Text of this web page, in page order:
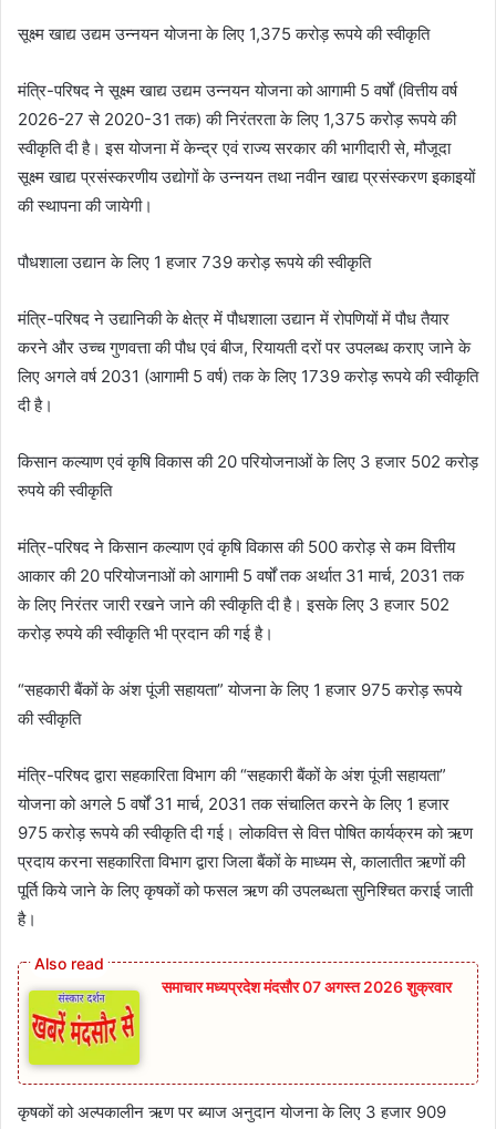
सूक्ष्म खाद्य उद्यम उन्नयन योजना के लिए 1,375 करोड़ रूपये की स्वीकृति
मंत्रि-परिषद ने सूक्ष्म खाद्य उद्यम उन्नयन योजना को आगामी 5 वर्षों (वित्तीय वर्ष
2026-27 से 2020-31 तक) की निरंतरता के लिए 1,375 करोड़ रूपये की
स्वीकृति दी है। इस योजना में केन्द्र एवं राज्य सरकार की भागीदारी से, मौजूदा
सूक्ष्म खाद्य प्रसंस्करणीय उ‌द्योगों के उन्नयन तथा नवीन खाद्य प्रसंस्करण इकाइयों
की स्थापना की जायेगी।
पौधशाला उ‌द्यान के लिए 1 हजार 739 करोड़ रूपये की स्वीकृति
मंत्रि-परिषद ने उद्यानिकी के क्षेत्र में पौधशाला उ‌द्यान में रोपणियों में पौध तैयार
करने और उच्च गुणवत्ता की पौध एवं बीज, रियायती दरों पर उपलब्ध कराए जाने के
लिए अगले वर्ष 2031 (आगामी 5 वर्ष) तक के लिए 1739 करोड़ रूपये की स्वीकृति
दी है।
किसान कल्याण एवं कृषि विकास की 20 परियोजनाओं के लिए 3 हजार 502 करोड़
रुपये की स्वीकृति
मंत्रि-परिषद ने किसान कल्याण एवं कृषि विकास की 500 करोड़ से कम वित्तीय
आकार की 20 परियोजनाओं को आगामी 5 वर्षों तक अर्थात 31 मार्च, 2031 तक
के लिए निरंतर जारी रखने जाने की स्वीकृति दी है। इसके लिए 3 हजार 502
करोड़ रुपये की स्वीकृति भी प्रदान की गई है।
“सहकारी बैंकों के अंश पूंजी सहायता” योजना के लिए 1 हजार 975 करोड़ रूपये
की स्वीकृति
मंत्रि-परिषद द्वारा सहकारिता विभाग की “सहकारी बैंकों के अंश पूंजी सहायता”
योजना को अगले 5 वर्षों 31 मार्च, 2031 तक संचालित करने के लिए 1 हजार
975 करोड़ रूपये की स्वीकृति दी गई। लोकवित्त से वित्त पोषित कार्यक्रम को ऋण
प्रदाय करना सहकारिता विभाग द्वारा जिला बैंकों के माध्यम से, कालातीत ऋणों की
पूर्ति किये जाने के लिए कृषकों को फसल ऋण की उपलब्धता सुनिश्चित कराई जाती
है।
समाचार मध्यप्रदेश मंदसौर 07 अगस्त 2026 शुक्रवार
कृषकों को अल्पकालीन ऋण पर ब्याज अनुदान योजना के लिए 3 हजार 909